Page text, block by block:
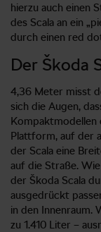
hierzu auch einen
des Scala an ein
durch einen red
Der Škoda
4,36 Meter misst
sich die Augen,
Kompaktmodellen
Plattform, auf der
der Scala eine
auf die Straße.
der Škoda Scala
ausgedrückt
in den Innenraum.
zu 1.410 Liter –